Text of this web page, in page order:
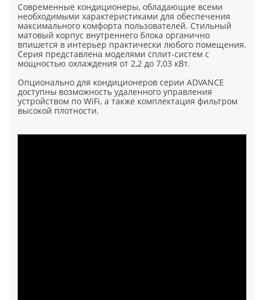
Современные кондиционеры, обладающие всеми
необходимыми характеристиками для обеспечения
максимального комфорта пользователей. Стильный
матовый корпус внутреннего блока органично
впишется в интерьер практически любого помещения.
Серия представлена моделями сплит-систем с
мощностью охлаждения от 2,2 до 7,03 кВт.
Опционально для кондиционеров серии ADVANCE
доступны возможность удаленного управления
устройством по WiFi, а также комплектация фильтром
высокой плотности.